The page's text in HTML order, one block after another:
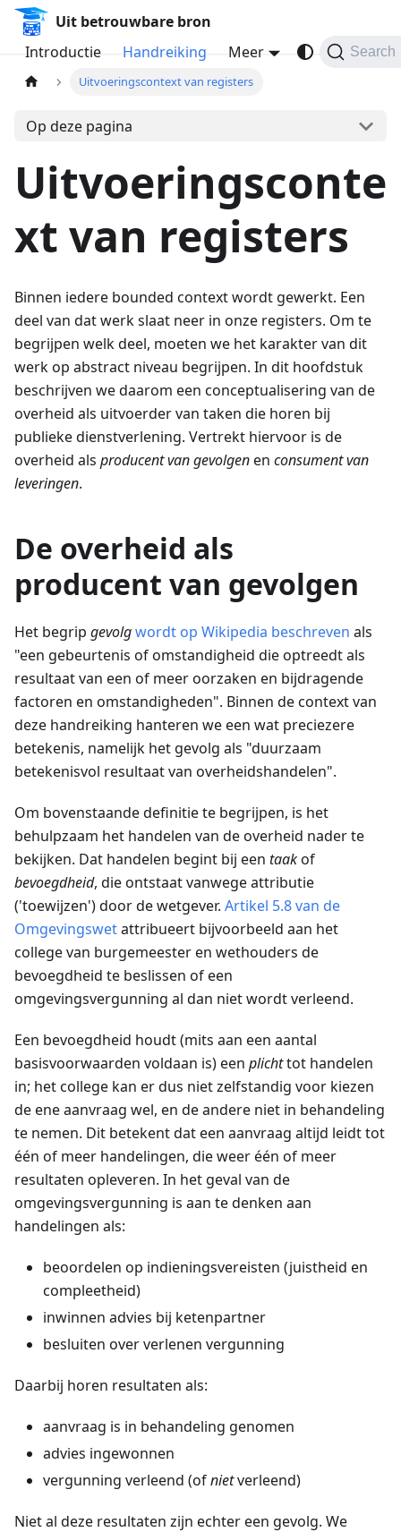
Uit betrouwbare bron
Introductie
Handreiking Meer Search
Uitvoeringscontext van registers
Op deze pagina
Uitvoeringsconte
xt van registers
Binnen iedere bounded context wordt gewerkt. Een
deel van dat werk slaat neer in onze registers. Om te
begrijpen welk deel, moeten we het karakter van dit
werk op abstract niveau begrijpen. In dit hoofdstuk
beschrijven we daarom een conceptualisering van de
overheid als uitvoerder van taken die horen bij
publieke dienstverlening. Vertrekt hiervoor is de
overheid als producent van gevolgenen consument van
leveringen.
De overheid als
producent van gevolgen
Het begrip gevolgwordt op Wikipedia beschreven als
"een gebeurtenis of omstandigheid die optreedt als
resultaat van een of meer oorzaken en bijdragende
factoren en omstandigheden". Binnen de context van
deze handreiking hanteren we een wat preciezere
betekenis, namelijk het gevolg als "duurzaam
betekenisvol resultaat van overheidshandelen".
Om bovenstaande definitie te begrijpen, is het
behulpzaam het handelen van de overheid nader te
bekijken. Dat handelen begint bij een taakof
bevoegdheid, die ontstaat vanwege attributie
('toewijzen') door de wetgever. Artikel 5.8 van de
Omgevingswetattribueert bijvoorbeeld aan het
college van burgemeester en wethouders de
bevoegdheid te beslissen of een
omgevingsvergunning al dan niet wordt verleend.
Een bevoegdheid houdt (mits aan een aantal
basisvoorwaarden voldaan is) een plichttot handelen
in; het college kan er dus niet zelfstandig voor kiezen
de ene aanvraag wel, en de andere niet in behandeling
te nemen. Dit betekent dat een aanvraag altijd leidt tot
één of meer handelingen, die weer één of meer
resultaten opleveren. In het geval van de
omgevingsvergunning is aan te denken aan
handelingen als:
beoordelen op indieningsvereisten (juistheid en
compleetheid)
inwinnen advies bij ketenpartner
besluiten over verlenen vergunning
Daarbij horen resultaten als:
aanvraag is in behandeling genomen
advies ingewonnen
vergunning verleend (ofnietverleend)
Niet al deze resultaten zijn echter een gevolg. We